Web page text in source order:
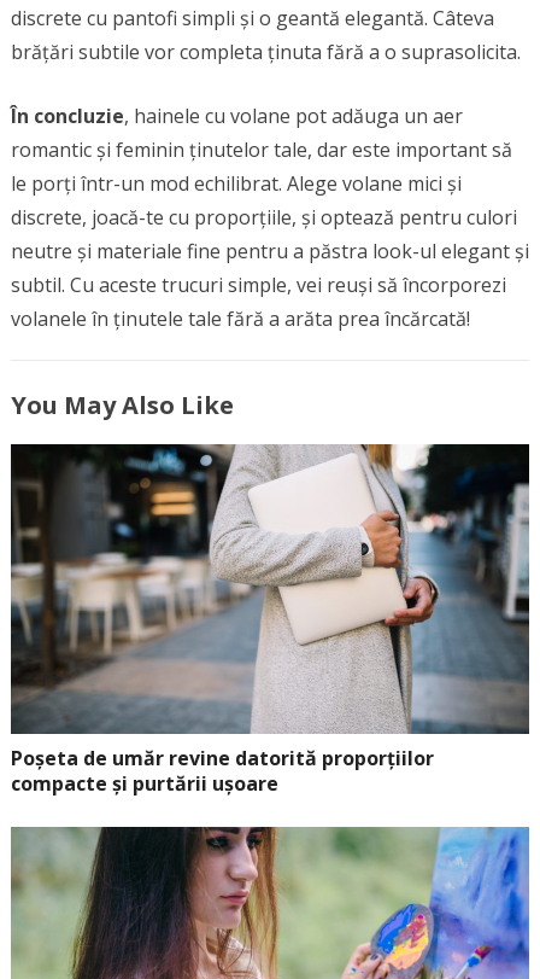
discrete cu pantofi simpli și o geantă elegantă. Câteva
brățări subtile vor completa ținuta fără a o suprasolicita.
În concluzie, hainele cu volane pot adăuga un aer
romantic și feminin ținutelor tale, dar este important să
le porți într-un mod echilibrat. Alege volane mici și
discrete, joacă-te cu proporțiile, și optează pentru culori
neutre și materiale fine pentru a păstra look-ul elegant și
subtil. Cu aceste trucuri simple, vei reuși să încorporezi
volanele în ținutele tale fără a arăta prea încărcată!
You May Also Like
Poșeta de umăr revine datorită proporțiilor
compacte și purtării ușoare